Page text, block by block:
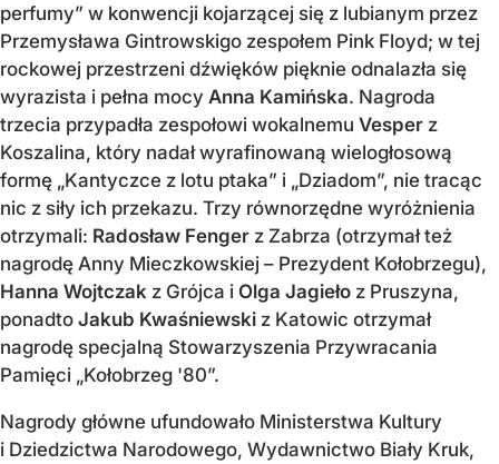
perfumy” w konwencji kojarzącej się z lubianym przez
Przemysława Gintrowskigo zespołem Pink Floyd; w tej
rockowej przestrzeni dźwięków pięknie odnalazła się
wyrazista i pełna mocy Anna Kamińska. Nagroda
trzecia przypadła zespołowi wokalnemu Vesper z
Koszalina, który nadał wyrafinowaną wielogłosową
formę „Kantyczce z lotu ptaka” i „Dziadom”, nie tracąc
nic z siły ich przekazu. Trzy równorzędne wyróżnienia
otrzymali: Radosław Fenger z Zabrza (otrzymał też
nagrodę Anny Mieczkowskiej – Prezydent Kołobrzegu),
Hanna Wojtczak z Grójca i Olga Jagieło z Pruszyna,
ponadto Jakub Kwaśniewski z Katowic otrzymał
nagrodę specjalną Stowarzyszenia Przywracania
Pamięci „Kołobrzeg '80”.
Nagrody główne ufundowało Ministerstwa Kultury
i Dziedzictwa Narodowego, Wydawnictwo Biały Kruk,